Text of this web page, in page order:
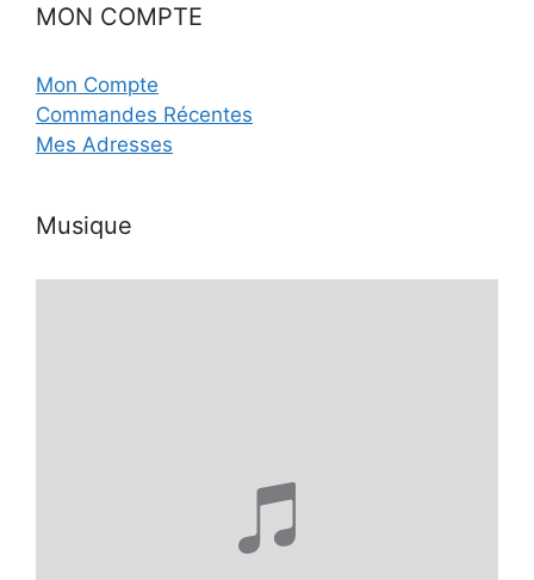
MON COMPTE
Mon Compte
Commandes Récentes
Mes Adresses
Musique